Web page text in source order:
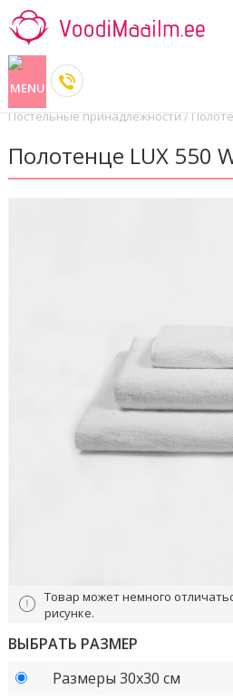
Постельные принадлежности/
Полотенце LUX 550
Товар может немного
рисунке.
ВЫБРАТЬ РАЗМЕР
Размеры 30x30 см